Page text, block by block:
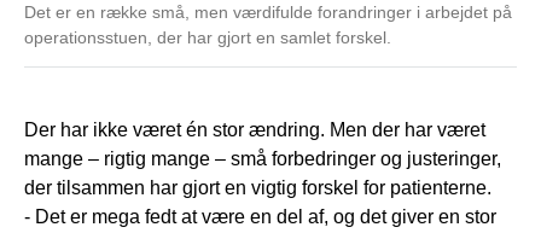
Det er en række små, men værdifulde forandringer i arbejdet på
operationsstuen, der har gjort en samlet forskel.
Der har ikke været én stor ændring. Men der har været
mange – rigtig mange – små forbedringer og justeringer,
der tilsammen har gjort en vigtig forskel for patienterne.
- Det er mega fedt at være en del af, og det giver en stor